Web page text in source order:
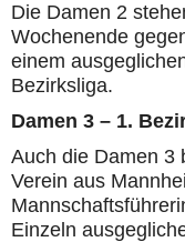
Die Damen 2
Wochenende
einem
Bezirksliga.
Damen 3 – 1.
Auch die Damen 3
Verein aus
Einzeln